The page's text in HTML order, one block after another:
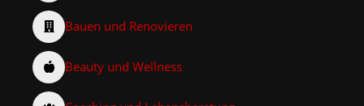
Bauen und Renovieren
Beauty und Wellness